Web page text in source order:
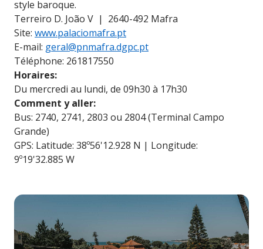
style baroque.
Terreiro D. João V | 2640-492 Mafra
Site: www.palaciomafra.pt
E-mail: geral@pnmafra.dgpc.pt
Téléphone: 261817550
Horaires:
Du mercredi au lundi, de 09h30 à 17h30
Comment y aller:
Bus: 2740, 2741, 2803 ou 2804 (Terminal Campo
Grande)
GPS: Latitude: 38º56'12.928 N | Longitude:
9º19'32.885 W